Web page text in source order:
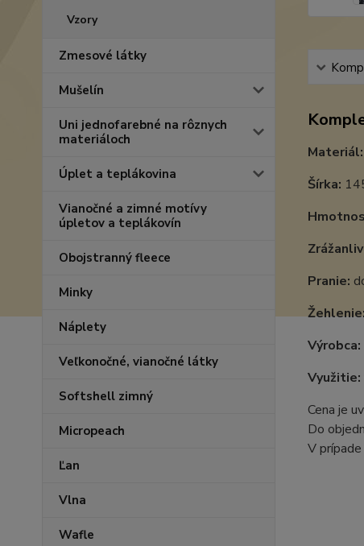
Vzory
Zmesové látky
Mušelín
Uni jednofarebné na rôznych
materiáloch
Úplet a teplákovina
Vianočné a zimné motívy
úpletov a teplákovín
Obojstranný fleece
Minky
Náplety
Veľkonočné, vianočné látky
Softshell zimný
Micropeach
Ľan
Vlna
Wafle
Materiál:
Šírka:
Pranie:
Výrobca:
Využitie:
Cena je
Do
V